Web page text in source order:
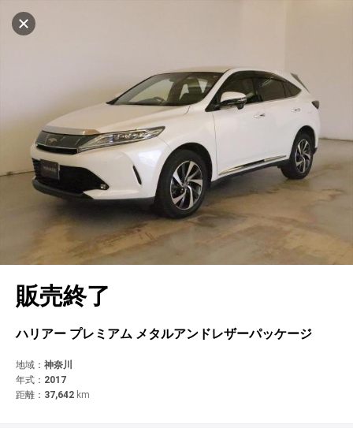
販売店検索
エリア別最新ニュース
品質と保証
ローン・リース
自動車保険
カタログ情報
ログイン
マイアカウント
マイリスト
保存した検索条件
問合せ履歴
アカウントの確認・編集
アフターサービス
アフターサービス
車検／定期点検
コーティング
タイヤ交換
ボディ修理
企業情報
企業概要
業績決算情報
プレスリリース
ヤナセの歴史
リンク
メルセデス・ベンツ認定中古車
BMW認定中古車
フォルクスワーゲン認定中古車
新車情報
プライバシーポリシー ソーシャルメディアポリシー
利用規約
金融商品の勧誘方針
販売終了
ハリアー プレミアム メタルアンドレザーパッケージ
地域： 神奈川
年式： 2017
距離： 37,642 km
電話で問い合わせ
キャンセル
ヤナセ ブランドスクエア横浜
販売店情報
地図を見る
在庫一覧